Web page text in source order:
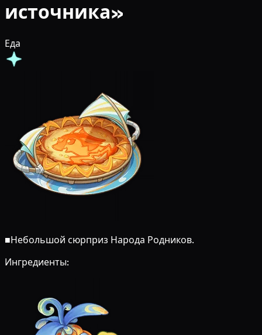
источника»
Еда
■Небольшой сюрприз Народа Родников.
Ингредиенты: